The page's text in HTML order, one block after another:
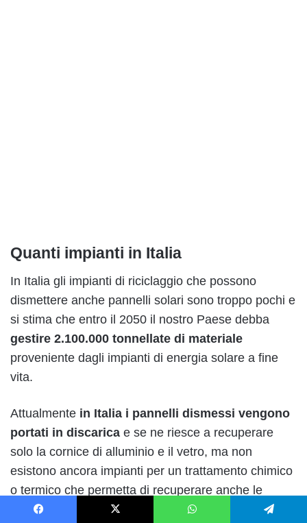
Quanti impianti in Italia
In Italia gli impianti di riciclaggio che possono
dismettere anche pannelli solari sono troppo pochi e
si stima che entro il 2050 il nostro Paese debba
gestire 2.100.000 tonnellate di materiale
proveniente dagli impianti di energia solare a fine
vita.
Attualmente in Italia i pannelli dismessi vengono
portati in discarica e se ne riesce a recuperare
solo la cornice di alluminio e il vetro, ma non
esistono ancora impianti per un trattamento chimico
o termico che permetta di recuperare anche le
singole materie prime come il rame. Questo è un